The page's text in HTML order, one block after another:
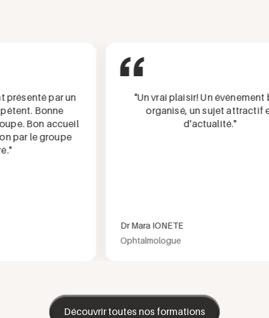
par un
Bonne
Bon accueil
le groupe
"Un vrai plaisir! Un événement
organisé, un sujet attractif et
d'actualité."
Dr Mara IONETE
Ophtalmologue
Découvrir toutes nos formations